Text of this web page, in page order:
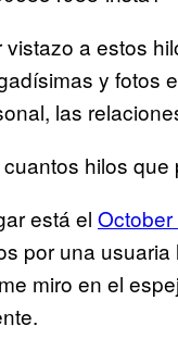
vistazo a estos
y fotos
las
hilos
está el
por una
miro en el